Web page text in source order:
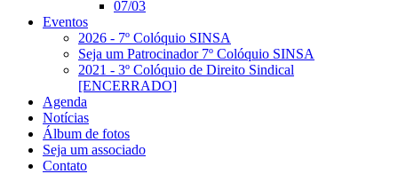
07/03
Eventos
2026 - 7º Colóquio SINSA
Seja um Patrocinador 7º Colóquio SINSA
2021 - 3º Colóquio de Direito Sindical
[ENCERRADO]
Agenda
Notícias
Álbum de fotos
Seja um associado
Contato